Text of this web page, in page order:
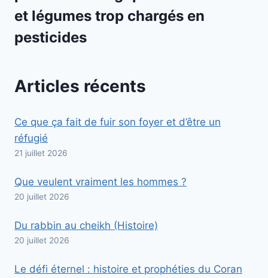
et légumes trop chargés en
pesticides
Articles récents
Ce que ça fait de fuir son foyer et d’être un
réfugié
21 juillet 2026
Que veulent vraiment les hommes ?
20 juillet 2026
Du rabbin au cheikh (Histoire)
20 juillet 2026
Le défi éternel : histoire et prophéties du Coran